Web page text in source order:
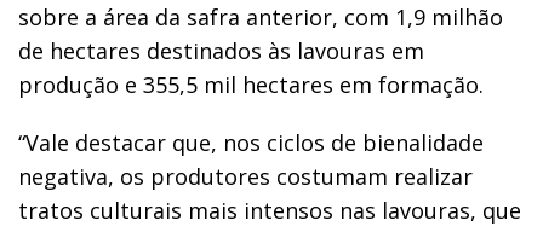
sobre a área da safra anterior, com 1,9 milhão
de hectares destinados às lavouras em
produção e 355,5 mil hectares em formação.
“Vale destacar que, nos ciclos de bienalidade
negativa, os produtores costumam realizar
tratos culturais mais intensos nas lavouras, que